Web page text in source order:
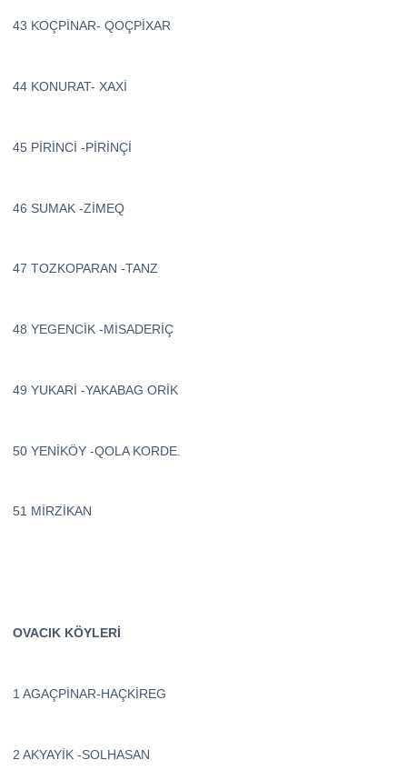
43 KOÇPİNAR- QOÇPİXAR
44 KONURAT- XAXİ
45 PİRİNCİ -PİRİNÇİ
46 SUMAK -ZİMEQ
47 TOZKOPARAN -TANZ
48 YEGENCİK -MİSADERİÇ
49 YUKARİ -YAKABAG ORİK
50 YENİKÖY -QOLA KORDE.
51 MİRZİKAN
OVACIK KÖYLERİ
1 AGAÇPİNAR-HAÇKİREG
2 AKYAYİK -SOLHASAN